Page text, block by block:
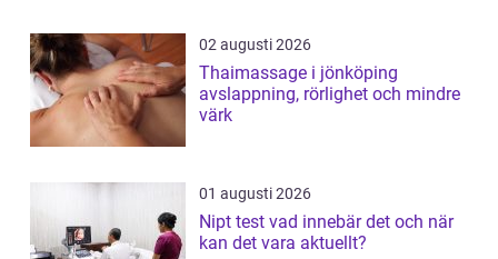
02 augusti 2026
Thaimassage i jönköping
avslappning, rörlighet och mindre
värk
01 augusti 2026
Nipt test vad innebär det och när
kan det vara aktuellt?